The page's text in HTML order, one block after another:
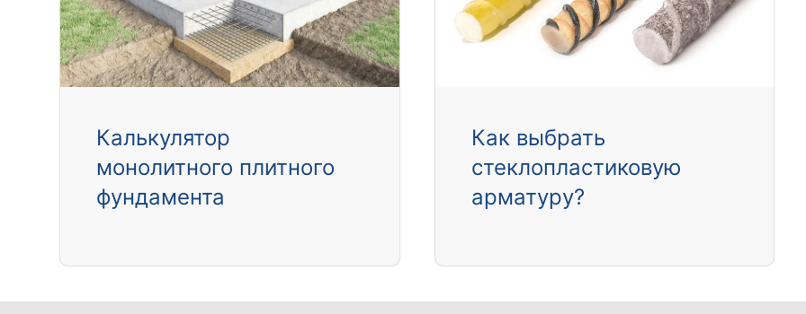
Калькулятор
монолитного плитного
фундамента
Как выбрать
стеклопластиковую
арматуру?